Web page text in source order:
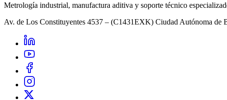
Metrología industrial, manufactura aditiva y soporte técnico
Av. de Los Constituyentes 4537 – (C1431EXK) Ciudad Autónoma de